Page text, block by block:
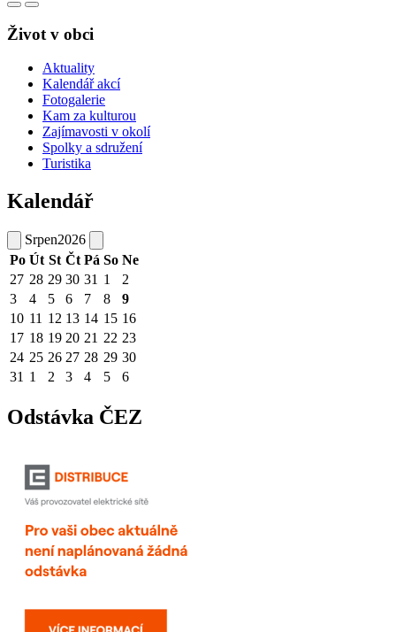
Život v obci
Aktuality
Kalendář akcí
Fotogalerie
Kam za kulturou
Zajímavosti v okolí
Spolky a sdružení
Turistika
Kalendář
Srpen2026
Po Út St Čt Pá So Ne
27 28 29 30 31 1
2
3
4 5 6 7 8
9
10 11 12 13 14 15 16
17 18 19 20 21 22 23
24 25 26 27 28 29 30
31 1 2 3 4 5 6
Odstávka ČEZ